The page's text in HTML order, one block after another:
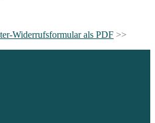
Widerrufsformular als PDF >>